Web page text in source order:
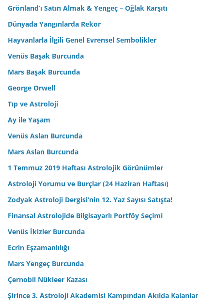
Grönland’ı Satın Almak & Yengeç – Oğlak Karşıtı
Dünyada Yangınlarda Rekor
Hayvanlarla İlgili Genel Evrensel Sembolikler
Venüs Başak Burcunda
Mars Başak Burcunda
George Orwell
Tıp ve Astroloji
Ay ile Yaşam
Venüs Aslan Burcunda
Mars Aslan Burcunda
1 Temmuz 2019 Haftası Astrolojik Görünümler
Astroloji Yorumu ve Burçlar (24 Haziran Haftası)
Zodyak Astroloji Dergisi’nin 12. Yaz Sayısı Satışta!
Finansal Astrolojide Bilgisayarlı Portföy Seçimi
Venüs İkizler Burcunda
Ecrin Eşzamanlılığı
Mars Yengeç Burcunda
Çernobil Nükleer Kazası
Şirince 3. Astroloji Akademisi Kampından Akılda Kalanlar